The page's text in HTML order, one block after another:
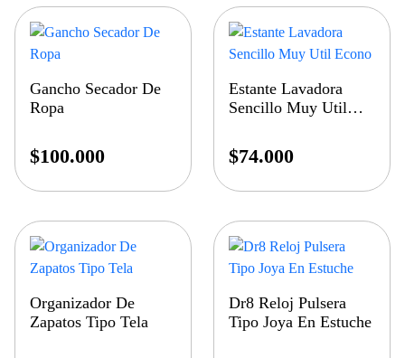
Gancho Secador De
Ropa
$100.000
Estante Lavadora
Sencillo Muy Util
$74.000
Organizador De
Zapatos Tipo Tela
Dr8 Reloj Pulsera
Tipo Joya En Estuche